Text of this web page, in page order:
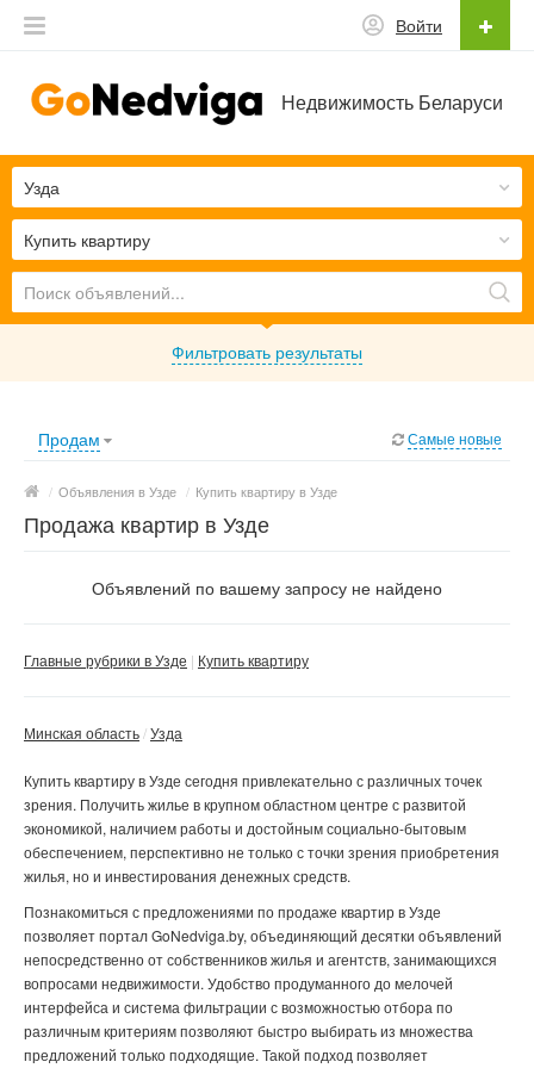
Недвижимость Беларуси
Войти
Купить квартиру
Узда
Фильтровать результаты
Продам Самые новые
/ Объявления в Узде / Купить квартиру в Узде
Продажа квартир в Узде
Объявлений по вашему запросу не найдено
Главные рубрики в Узде Купить квартиру
Минская область Узда
Купить квартиру в Узде сегодня привлекательно с различных точек
зрения. Получить жилье в крупном областном центре с развитой
экономикой, наличием работы и достойным социально-бытовым
обеспечением, перспективно не только с точки зрения приобретения
жилья, но и инвестирования денежных средств.
Познакомиться с предложениями по продаже квартир в Узде
позволяет портал GoNedviga.by, объединяющий десятки объявлений
непосредственно от собственников жилья и агентств, занимающихся
вопросами недвижимости. Удобство продуманного до мелочей
интерфейса и система фильтрации с возможностью отбора по
различным критериям позволяют быстро выбирать из множества
предложений только подходящие. Такой подход позволяет